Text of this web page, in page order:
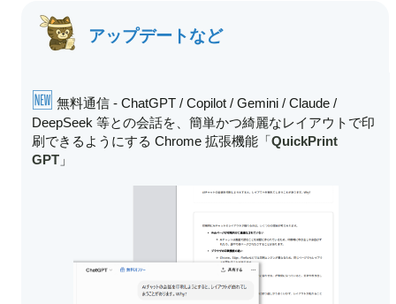
アップデートなど